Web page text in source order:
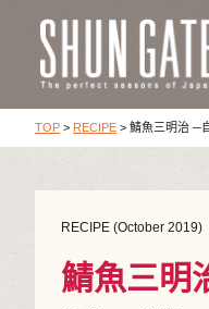
TOP > RECIPE > 鯖魚三明治 ─
RECIPE (October 2019)
鯖魚三明